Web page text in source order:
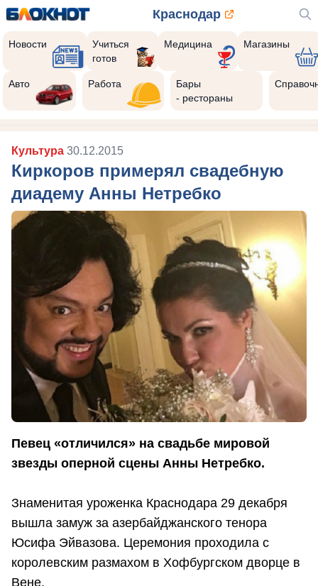
Краснодар
Новости
Учиться
готов
Медицина Магазины
Авто Работа
Бары
- рестораны
Культура 30.12.2015
Киркоров примерял свадебную
диадему Анны Нетребко
Певец «отличился» на свадьбе мировой
звезды оперной сцены Анны Нетребко.
Знаменитая уроженка Краснодара 29 декабря
вышла замуж за азербайджанского тенора
Юсифа Эйвазова. Церемония проходила с
королевским размахом в Хофбургском дворце в
Вене.